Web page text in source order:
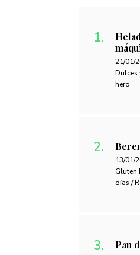
21/01/
Dulces
hero
13/01/
Gluten
días /
Pan